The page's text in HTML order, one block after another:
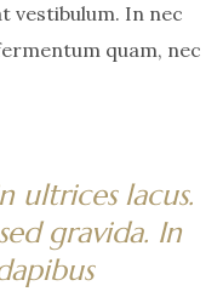
vestibulum. In nec
quam, nec
ultrices lacus.
gravida. In